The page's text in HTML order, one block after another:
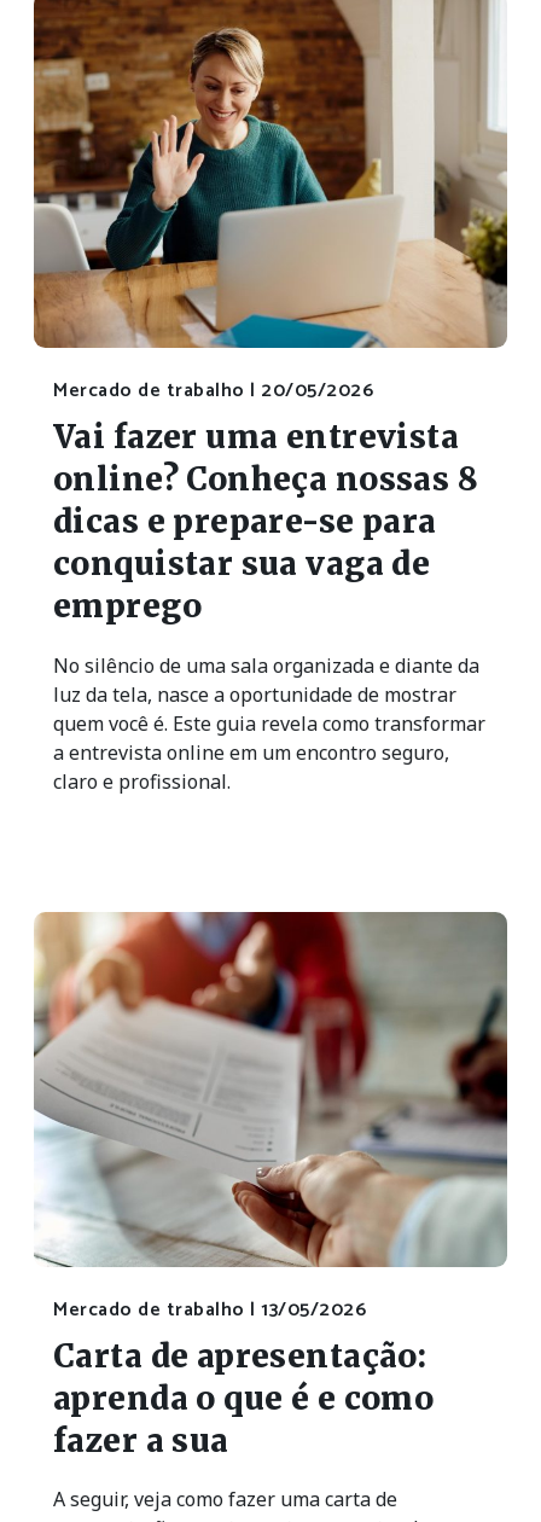
Mercado de trabalho | 20/05/2026
Vai fazer uma entrevista
online? Conheça nossas 8
dicas e prepare-se para
conquistar sua vaga de
emprego
No silêncio de uma sala organizada e diante da
luz da tela, nasce a oportunidade de mostrar
quem você é. Este guia revela como transformar
a entrevista online em um encontro seguro,
claro e profissional.
Mercado de trabalho | 13/05/2026
Carta de apresentação:
aprenda o que é e como
fazer a sua
A seguir, veja como fazer uma carta de